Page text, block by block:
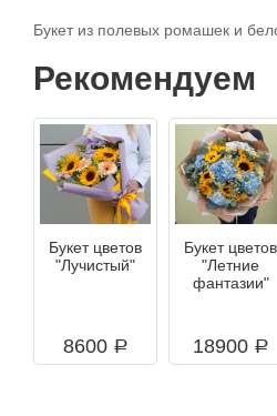
Букет из полевых ромашек и
Рекомендуем
Букет цветов
"Лучистый"
8600 a
Букет цветов
"Летние
фантазии"
18900 a